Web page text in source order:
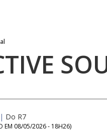
| Do R7
EM 08/05/2026 - 18H26)